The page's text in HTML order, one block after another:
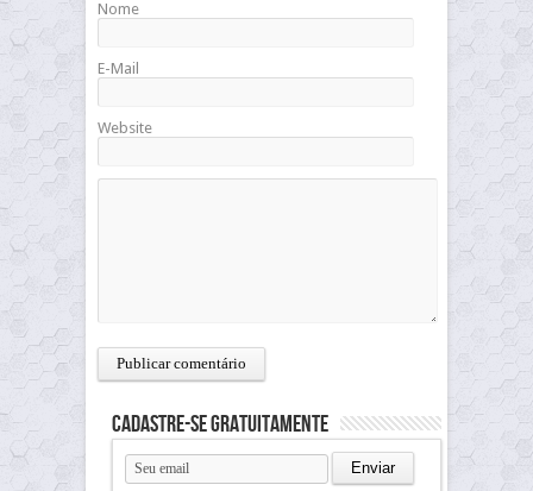
Nome
E-Mail
Website
Cadastre-se gratuitamente